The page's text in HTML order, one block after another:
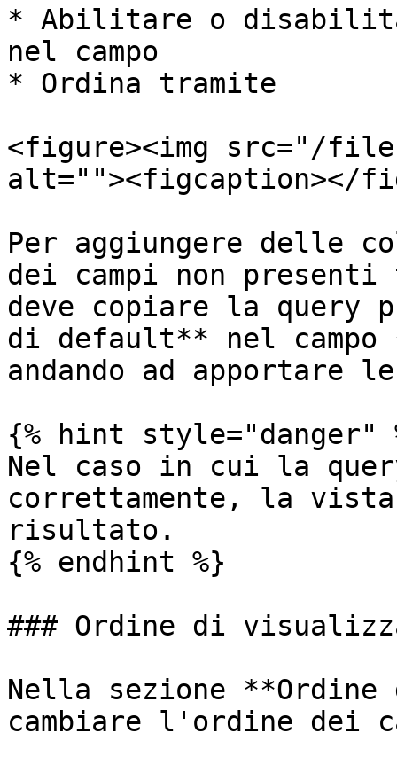
* Abilitare o
nel campo
* Ordina tramite
<figure><img src="/files/
alt=""><figcaption></
Per aggiungere delle
dei campi non
deve copiare la query
di default** nel campo
andando ad apportare
{% hint style="danger"
Nel caso in cui la
correttamente, la
risultato.
{% endhint %}
### Ordine di
Nella sezione
cambiare l'ordine dei